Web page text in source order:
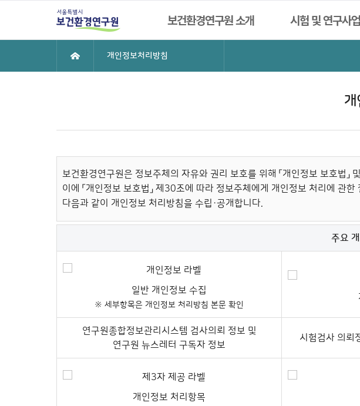
보건환경연구원 소개 시험 및 연구사업
현재위치 개인정보처리방침
개
보건환경연구원은 정보주체의 자유와 권리 보호를 위해 「개인정보 보호법
이에 「개인정보 보호법」 제30조에 따라 정보주체에게 개인정보 처리에 관
다음과 같이 개인정보 처리방침을 수립·공개합니다.
주요
일반 개인정보 수집
※ 세부항목은 개인정보 처리방침 본문 확인
연구원종합정보관리시스템 검사의뢰 정보 및
연구원 뉴스레터 구독자 정보
시험검사 의뢰
개인정보 처리항목